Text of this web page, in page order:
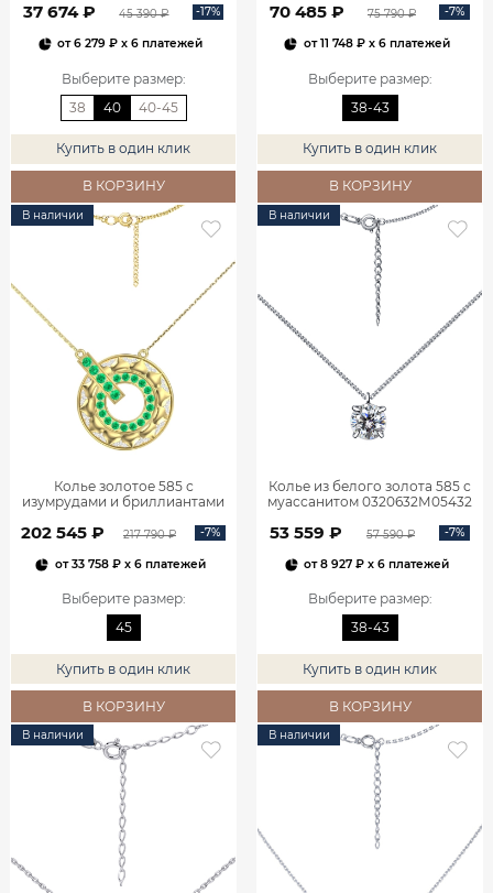
37 674 ₽ 45 390 ₽ -17%
от6 279 ₽ x 6 платежей
Выберите размер:
38
40 40-45
Купить в один клик
В КОРЗИНУ
70 485 ₽ 75 790 ₽ -7%
от11 748 ₽x 6 платежей
Выберите размер:
38-43
Купить в один клик
В КОРЗИНУ
В наличии
Колье золотое 585 с
изумрудами и бриллиантами
202 545 ₽ 217 790 ₽ -7%
от33 758 ₽x 6 платежей
Выберите размер:
45
Купить в один клик
В КОРЗИНУ
В наличии
Колье из белого золота 585 с
муассанитом 0320632М05432
53 559 ₽ 57 590 ₽ -7%
от8 927 ₽ x 6 платежей
Выберите размер:
38-43
Купить в один клик
В КОРЗИНУ
В наличии В наличии